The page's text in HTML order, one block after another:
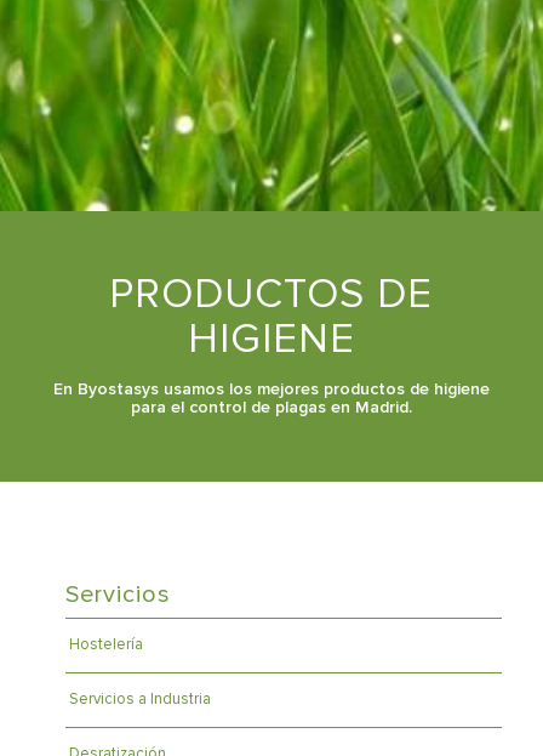
PRODUCTOS DE
HIGIENE
En Byostasys usamos los mejores productos de higiene
para el control de plagas en Madrid.
Servicios
Hostelería
Servicios a Industria